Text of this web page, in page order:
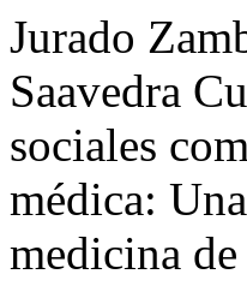
Jurado
Saavedra
sociales
médica:
medicina